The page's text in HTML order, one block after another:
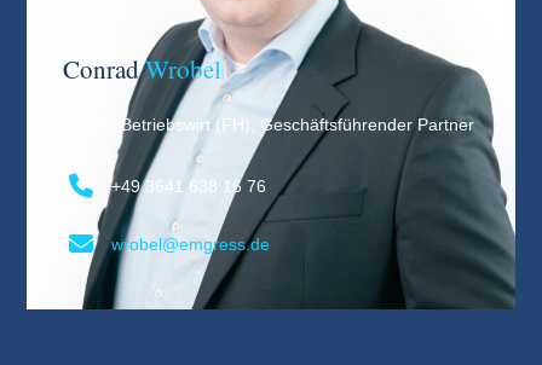
ConradWrobel
Diplom Betriebswirt (FH), Geschäftsführender Partner
+49 3641 638 16 76
wrobel@emgress.de